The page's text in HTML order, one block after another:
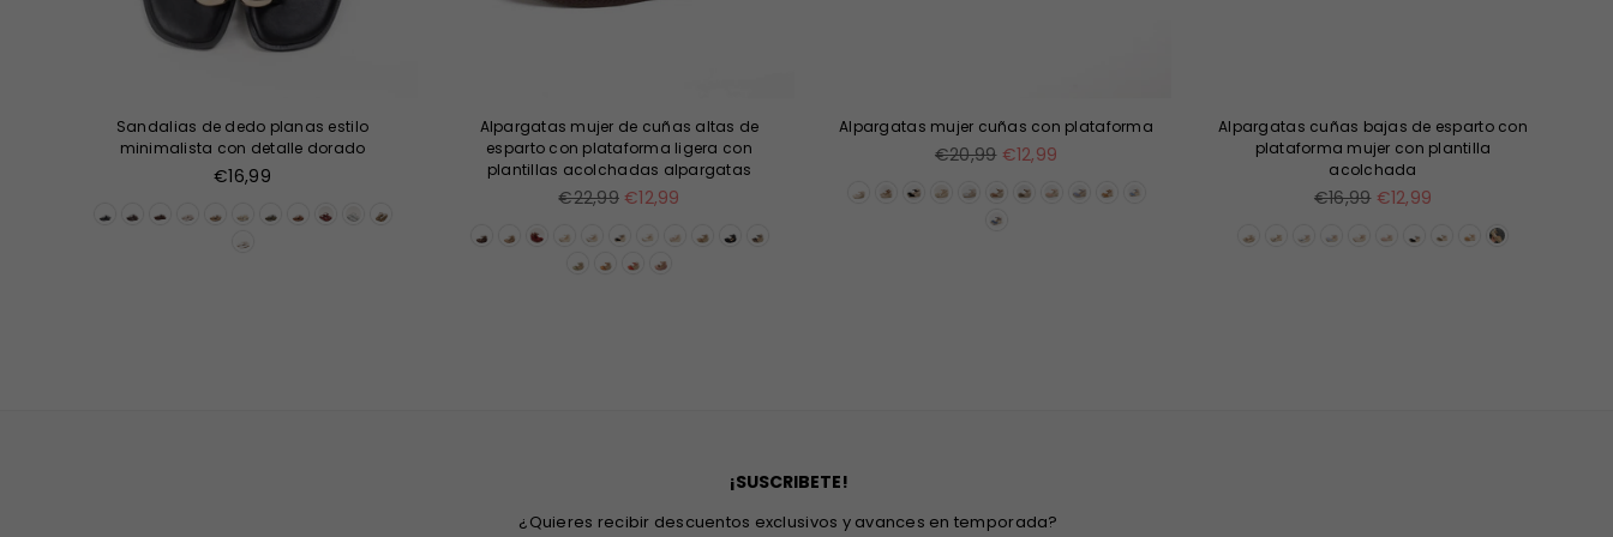
Sandalias de dedo planas estilo
minimalista con detalle dorado
Precio
€16,99
Alpargatas mujer de cuñas altas de
esparto con plataforma ligera con
plantillas acolchadas alpargatas
Precio
€22,99 €12,99
Alpargatas mujer cuñas con plataforma
Precio
€20,99 €12,99
Alpargatas cuñas bajas de esparto con
plataforma mujer con plantilla
acolchada
Precio
€16,99 €12,99
¡SUSCRIBETE!
¿Quieres recibir descuentos exclusivos y avances en temporada?